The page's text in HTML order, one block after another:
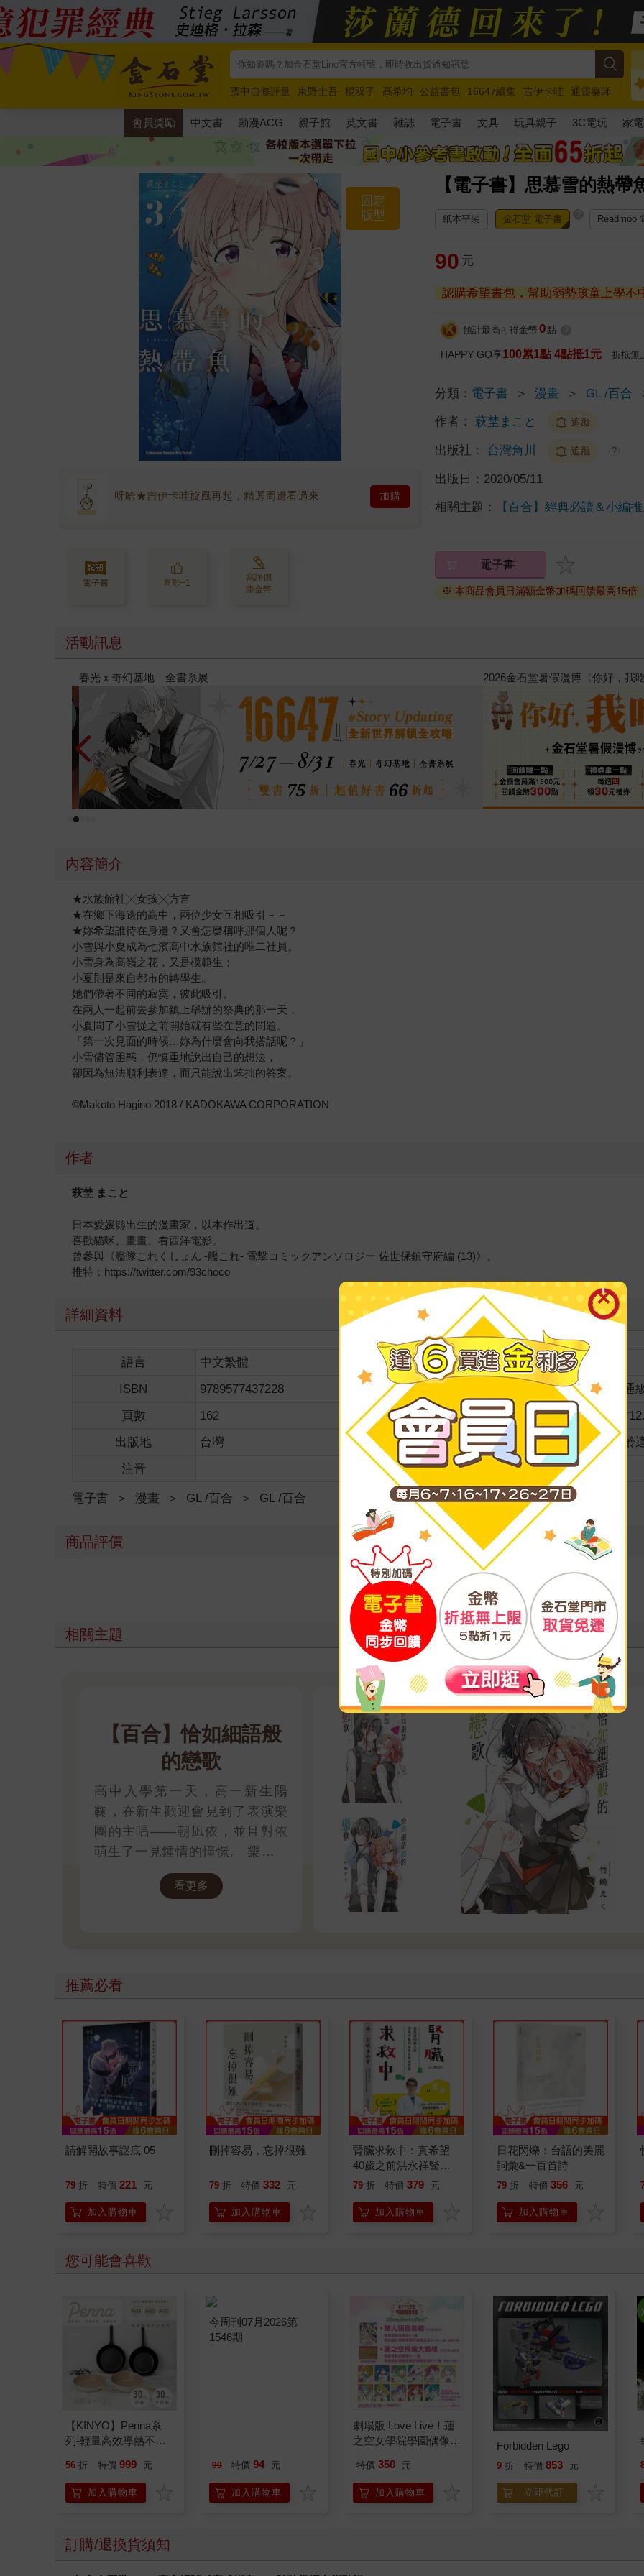
國中自修評量 東野圭吾 楊双子 高希均 公益書包 16647續集 吉伊卡哇
通靈藥師
唯紅花綻放
奧德賽 路邊攤新作 馬斯克 玩具總動員5 超慢跑
會員獎勵 中文書 動漫ACG 親子館 英文書 雜誌 電子書 文具 玩具親子 3C電玩 家電
【電子書】思慕雪的熱帶
固定
版型
呀哈★吉伊卡哇旋風再起，精選周邊看過來 加購
電子書 喜歡+1
寫評價
賺金幣
紙本平裝 金石堂 電子書 Readmoo
90 元
認購希望書包，幫助弱勢孩童上學不
預計最高可得金幣 0 點
HAPPY GO享100累1點 4點抵1元 折抵無
分類： 電子書 ＞ 漫畫 ＞ GL /百合
作者： 萩埜まこと 追蹤
出版社： 台灣角川 追蹤 ?
出版日： 2020/05/11
相關主題： 【百合】經典必讀＆小編
電子書
※ 本商品會員日滿額金幣加碼回饋最高15倍
活動訊息
金石堂2026海外優惠：電子書
原本只是跟全校第一美少女商量
的存在（１）
內容簡介
★水族館社╳女孩╳方言
★在鄉下海邊的高中，兩位少女互相吸引－－
★妳希望誰待在身邊？又會怎麼稱呼那個人呢？
小雪與小夏成為七濱高中水族館社的唯二社員。
小雪身為高嶺之花，又是模範生；
小夏則是來自都市的轉學生。
她們帶著不同的寂寞，彼此吸引。
在兩人一起前去參加鎮上舉辦的祭典的那一天，
小夏問了小雪從之前開始就有些在意的問題。
「第一次見面的時候…妳為什麼會向我搭話呢？」
小雪儘管困惑，仍慎重地說出自己的想法，
卻因為無法順利表達，而只能說出笨拙的答案。
©Makoto Hagino 2018 / KADOKAWA CORPORATION
作者
萩埜 まこと
日本愛媛縣出生的漫畫家，以本作出道。
喜歡貓咪、畫畫、看西洋電影。
曾參與《艦隊これくしょん -艦これ- 電撃コミックアンソロジー 佐世保鎮守府編 (13)》。
推特：https://twitter.com/93choco
詳細資料
語言 中文繁體
裝訂
ISBN
9789577437228 分級
普通
頁數
162 商品規格
出版地
台灣 適讀年齡
全齡
注音
級別
電子書 ＞ 漫畫 ＞ GL /百合 ＞ GL /百合
商品評價
寫評價
相關主題
【百合】恰如細語般
的戀歌
高中入學第一天，高一新生陽
鞠，在新生歡迎會見到了表演樂
團的主唱——朝凪依，並且對依
萌生了一見鍾情的憧憬。 樂團少
女×犬系學妹的學園王道Girl'
看更多
推薦必看
請解開故事謎底 05
79 折 特價 221 元
加入購物車
刪掉容易，忘掉很難
79 折 特價 332 元
加入購物車
腎臟求救中：真希望
40歲之前洪永祥醫師
就告訴我這些事
79 折 特價 379 元
加入購物車
日花閃爍：台語的美麗
詞彙&一百首詩
79 折 特價 356 元
加入購物車
您可能會喜歡
【KINYO】Penna系
列-輕量高效導熱不沾
56 折 特價 999 元
加入購物車
99 特價 94 元
加入購物車
劇場版 Love Live！蓮
之空女學院學園偶像俱
Party單人套票
特價 350 元
加入購物車
Forbidden Lego
9 折 特價 853 元
立即代訂
訂購/退換貨須知